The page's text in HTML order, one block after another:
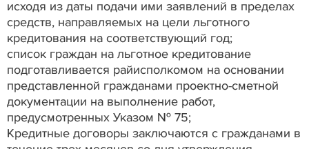
исходя из даты подачи ими заявлений в пределах
средств, направляемых на цели льготного
кредитования на соответствующий год;
список граждан на льготное кредитование
подготавливается райисполкомом на основании
представленной гражданами проектно-сметной
документации на выполнение работ,
предусмотренных Указом № 75;
Кредитные договоры заключаются с гражданами в